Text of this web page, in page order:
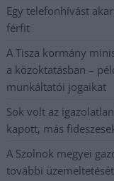
Egy telefonhívást
férfit
A Tisza kormány
a közoktatásban –
munkáltatói jogaikat
Sok volt az
kapott, más
A Szolnok megyei
további üzemeltetését